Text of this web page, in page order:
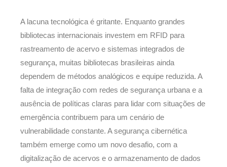
A lacuna tecnológica é gritante. Enquanto grandes
bibliotecas internacionais investem em RFID para
rastreamento de acervo e sistemas integrados de
segurança, muitas bibliotecas brasileiras ainda
dependem de métodos analógicos e equipe reduzida. A
falta de integração com redes de segurança urbana e a
ausência de políticas claras para lidar com situações de
emergência contribuem para um cenário de
vulnerabilidade constante. A segurança cibernética
também emerge como um novo desafio, com a
digitalização de acervos e o armazenamento de dados